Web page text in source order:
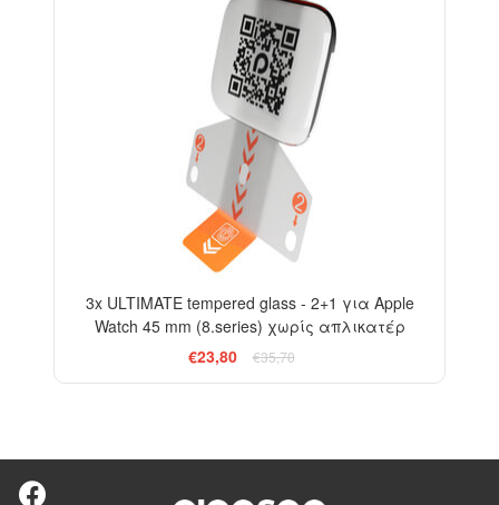
3x ULTIMATE tempered glass - 2+1 για Apple
Watch 45 mm (8.series) χωρίς απλικατέρ
€23,80
€35,70